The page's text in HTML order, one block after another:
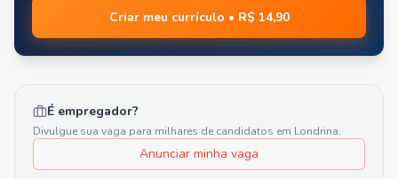
Criar meu currículo • R$ 14,90
É empregador?
Divulgue sua vaga para milhares de candidatos em Londrina.
Anunciar minha vaga